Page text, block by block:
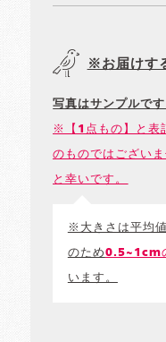
※お届けす
写真はサンプルです
※【1点もの】と表
のものではござい
と幸いです。
※大きさは平均
のため0.5~1cm
います。